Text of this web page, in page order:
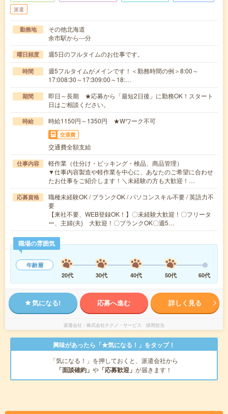
派遣
勤務地
その他北海道
余市駅から---分
曜日頻度 週5日のフルタイムのお仕事です。
時間
週5フルタイムがメインです！＜勤務時間の例＞8:00～
17:008:30～17:309:00～18:…
期間
即日～長期 ★応募から「最短2日後」に勤務OK！スタート
日はご相談ください。
時給 時給1150円～1350円 ★Wワーク不可
交通費
交通費全額支給
仕事内容
軽作業（仕分け・ピッキング・検品、商品管理）
▼仕事内容製造や軽作業を中心に、あなたのご希望に合わせ
たお仕事をご紹介します！＼未経験の方も大歓迎！…
応募資格
職種未経験OK / ブランクOK / パソコンスキル不要 / 英語力不
要
【来社不要、WEB登録OK！】〇未経験大歓迎！〇フリータ
ー、主婦(夫) 大歓迎！〇ブランクOK〇週5…
職場の雰囲気
年齢層
20代
30代 40代 50代 60代
気になる! 応募へ進む 詳しく見る
派遣会社 株式会社テクノ・サービス 採用担当
興味があったら「★気になる！」をタップ！
「気になる！」を押しておくと、派遣会社から
「面談確約」 や 「応募歓迎」 が届きます！